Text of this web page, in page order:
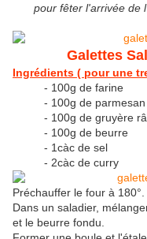
pour fêter l'arrivée de
Galettes
Ingrédients ( pour une
- 100g de farine
- 100g de parmesan
- 100g de gruyère
- 100g de beurre
- 1càc de sel
- 2càc de curry
Préchauffer le four à 180°.
Dans un saladier,
et le beurre fondu.